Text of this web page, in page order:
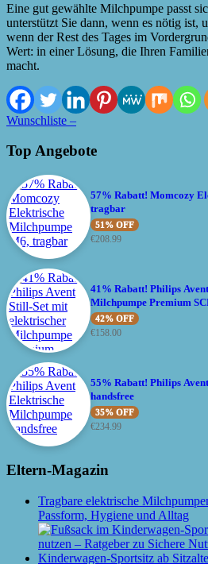
Eine gut gewählte Milchpumpe passt
unterstützt Sie dann, wenn es nötig ist,
wenn der Rest des Tages im
Wert: in einer Lösung, die Ihren
macht.
Wunschliste –
Top Angebote
57% Rabatt! Momcozy
tragbar
51% OFF
€208.99
41% Rabatt! Philips
Milchpumpe Premium
42% OFF
€158.00
55% Rabatt! Philips
handsfree
35% OFF
€234.99
Eltern-Magazin
Tragbare elektrische
Passform, Hygiene und Alltag